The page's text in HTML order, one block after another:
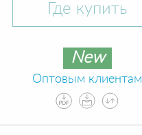
Где купить
New
Оптовым клиентам